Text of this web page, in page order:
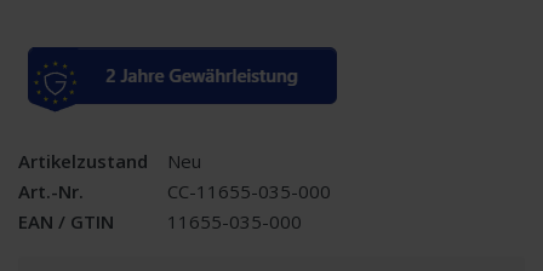
Artikelzustand
Neu
Art.-Nr.
CC-11655-035-000
EAN / GTIN
11655-035-000